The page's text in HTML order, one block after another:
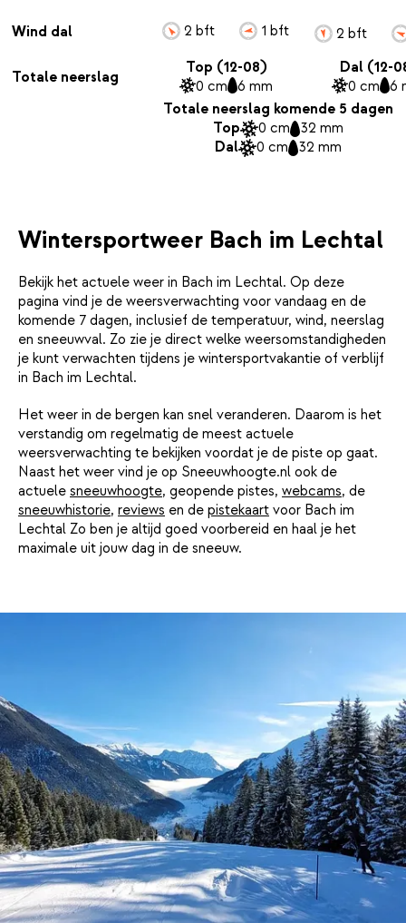
Wind dal
Totale neerslag
2 bft 1 bft 2 bft
Top (12-08)
0 cm 6 mm
Dal (12-
0 cm 6
Totale neerslag komende 5 dagen
Top
0 cm 32 mm
Dal
0 cm 32 mm
Wintersportweer Bach im Lechtal
Bekijk het actuele weer in Bach im Lechtal. Op deze
pagina vind je de weersverwachting voor vandaag en de
komende 7 dagen, inclusief de temperatuur, wind, neerslag
en sneeuwval. Zo zie je direct welke weersomstandigheden
je kunt verwachten tijdens je wintersportvakantie of verblijf
in Bach im Lechtal.
Het weer in de bergen kan snel veranderen. Daarom is het
verstandig om regelmatig de meest actuele
weersverwachting te bekijken voordat je de piste op gaat.
Naast het weer vind je op Sneeuwhoogte.nl ook de
actuele sneeuwhoogte, geopende pistes, webcams, de
sneeuwhistorie, reviews en de pistekaart voor Bach im
Lechtal Zo ben je altijd goed voorbereid en haal je het
maximale uit jouw dag in de sneeuw.